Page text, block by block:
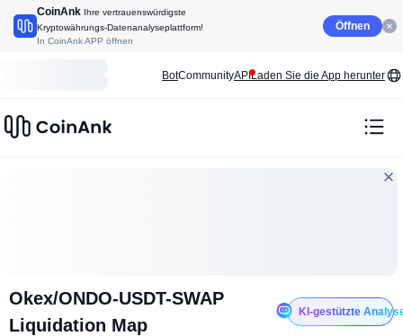
CoinAnk Ihre vertrauenswürdigste
Kryptowährungs-Datenanalyseplattform!
In CoinAnk APP öffnen
Öffnen
BotCommunityAPILaden Sie die App herunter
Okex/ONDO-USDT-SWAP
Liquidation Map
KI-gestützte